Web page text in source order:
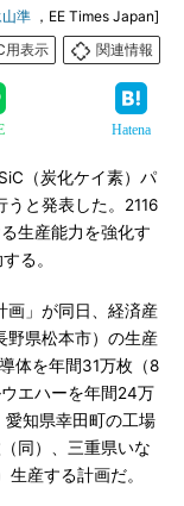
準 ，EE Times Japan]
用表示
関連情報
Hatena
（炭化ケイ素）パ
と発表した。2116
生産能力を強化す
る。
」が同日、経済産
野県松本市）の生産
体を年間31万枚（8
エハーを年間24万
知県幸田町の工場
同）、三重県いな
産する計画だ。